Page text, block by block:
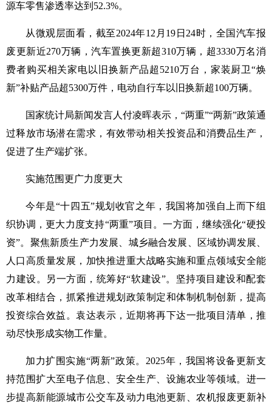
源车零售渗透率达到52.3%。
从微观层面看，截至2024年12月19日24时，全国汽车报
废更新近270万辆，汽车置换更新超310万辆，超3330万名消
费者购买相关家电以旧换新产品超5210万台，家装厨卫“焕
新”补贴产品超5300万件，电动自行车以旧换新超100万辆。
国家统计局新闻发言人付凌晖表示，“两重”“两新”政策通
过释放市场潜在需求，有效带动相关投资品和消费品生产，
促进了生产端扩张。
实施范围更广力度更大
今年是“十四五”规划收官之年，我国将加强自上而下组
织协调，更大力度支持“两重”项目。一方面，继续强化“硬投
资”。聚焦新质生产力发展、城乡融合发展、区域协调发展、
人口高质量发展，加快推进重大战略实施和重点领域安全能
力建设。另一方面，统筹好“软建设”。坚持项目建设和配套
改革相结合，抓紧推进规划政策制定和体制机制创新，提高
投资综合效益。袁达表示，近期将再下达一批项目清单，推
动尽快形成实物工作量。
加力扩围实施“两新”政策。2025年，我国将设备更新支
持范围扩大至电子信息、安全生产、设施农业等领域。进一
步提高新能源城市公交车及动力电池更新、农机报废更新补